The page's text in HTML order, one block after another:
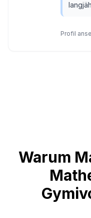
Profil
Warum